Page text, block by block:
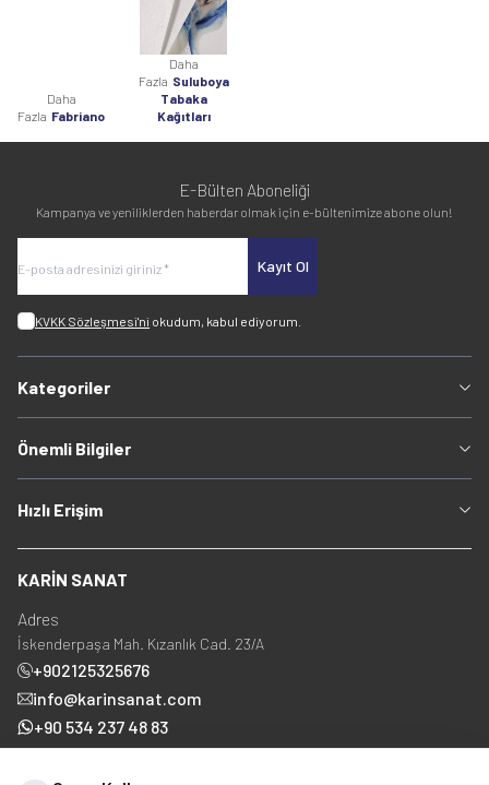
Daha
Fazla Fabriano
Daha
Fazla Suluboya
Tabaka
Kağıtları
E-Bülten Aboneliği
Kampanya ve yeniliklerden haberdar olmak için e-bültenimize abone olun!
Kayıt Ol
KVKK Sözleşmesi'ni okudum, kabul ediyorum.
Kategoriler
Önemli Bilgiler
Hızlı Erişim
KARİN SANAT
Adres
İskenderpaşa Mah. Kızanlık Cad. 23/A
+902125325676
info@karinsanat.com
+90 534 237 48 83